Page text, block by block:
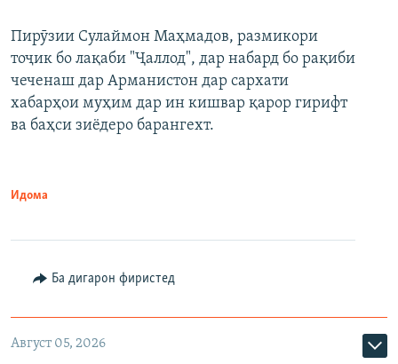
Auto 240p 360p 480p
720p 1080p
360p
480p
Пирӯзии Сулаймон Маҳмадов, размикори
тоҷик бо лақаби "Ҷаллод", дар набард бо рақиби
чеченаш дар Арманистон дар сархати
хабарҳои муҳим дар ин кишвар қарор гирифт
ва баҳси зиёдеро барангехт.
Идома
Ба дигарон фиристед
Август 05, 2026